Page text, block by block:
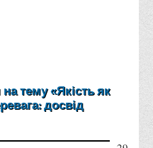
тему «Якість як
досвід